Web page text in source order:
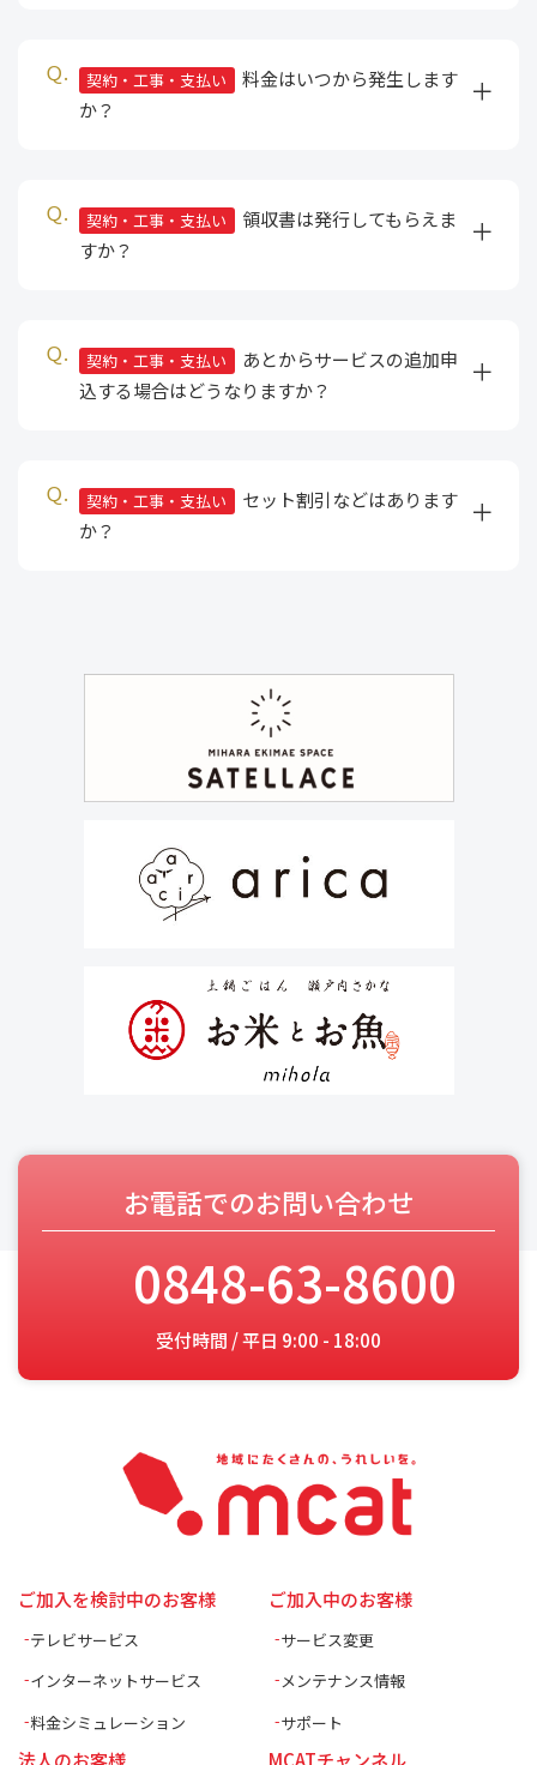
契約・工事・支払い
料金はいつから発生します
か？
契約・工事・支払い
領収書は発行してもらえま
すか？
契約・工事・支払い
あとからサービスの追加申
込する場合はどうなりますか？
契約・工事・支払い
セット割引などはあります
か？
お電話でのお問い合わせ
0848-63-8600
受付時間 / 平日 9:00 - 18:00
ご加入を検討中のお客様
テレビサービス
インターネットサービス
料金シミュレーション
ご加入中のお客様
サービス変更
メンテナンス情報
サポート
法人のお客様 MCATチャンネル